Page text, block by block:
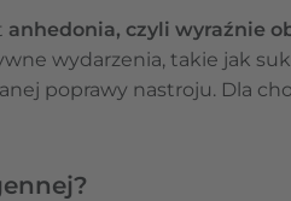
anhedonia, czyli wyraźnie
wydarzenia, takie jak
poprawy nastroju. Dla